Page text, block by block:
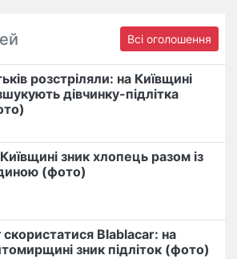
Всі оголошення
розстріляли: на Київщині
дівчинку-підлітка
зник хлопець разом із
(фото)
скористатися Blablacar: на
зник підліток (фото)